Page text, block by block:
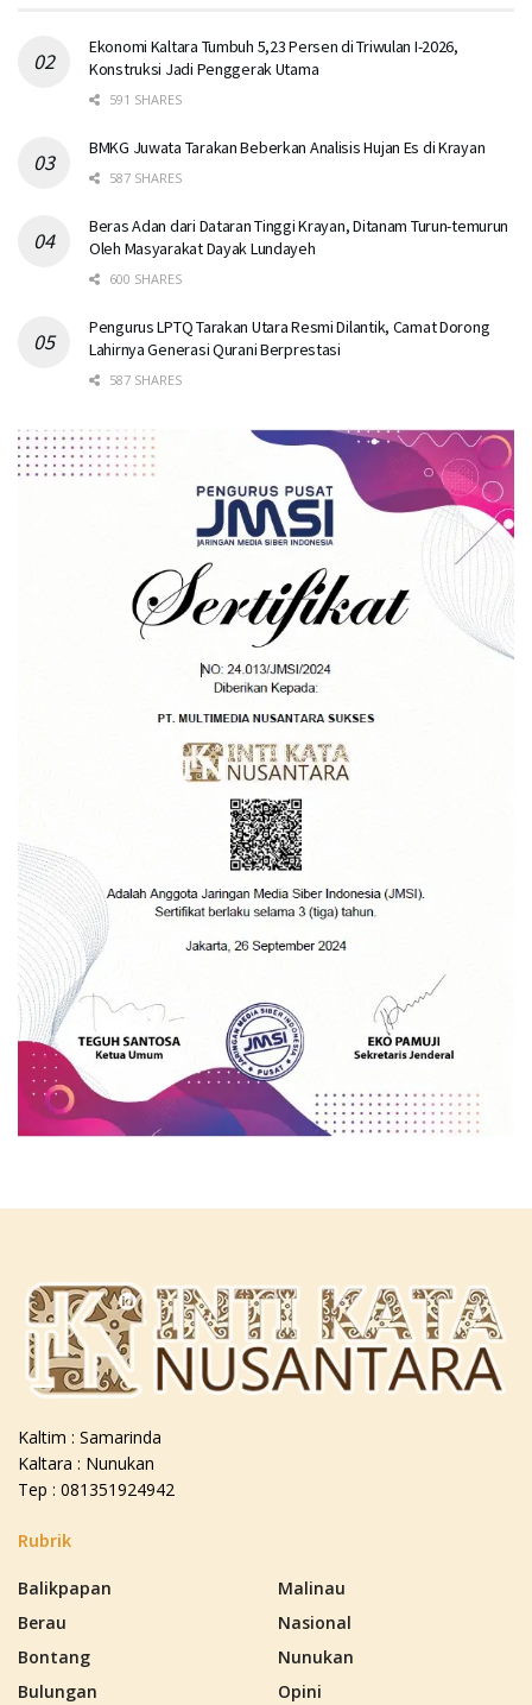
Ekonomi Kaltara Tumbuh 5,23 Persen di Triwulan I-2026,
Konstruksi Jadi Penggerak Utama
591 SHARES
BMKG Juwata Tarakan Beberkan Analisis Hujan Es di Krayan
587 SHARES
Beras Adan dari Dataran Tinggi Krayan, Ditanam Turun-temurun
Oleh Masyarakat Dayak Lundayeh
600 SHARES
Pengurus LPTQ Tarakan Utara Resmi Dilantik, Camat Dorong
Lahirnya Generasi Qurani Berprestasi
587 SHARES
Kaltim : Samarinda
Kaltara : Nunukan
Tep : 081351924942
Rubrik
Balikpapan
Berau
Bontang
Bulungan
Malinau
Nasional
Nunukan
Opini